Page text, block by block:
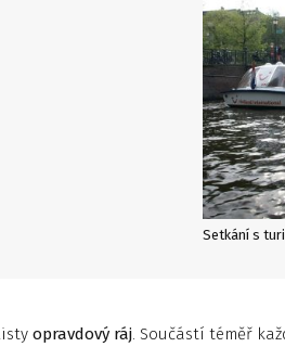
Setkání s
opravdový ráj. Součástí téměř